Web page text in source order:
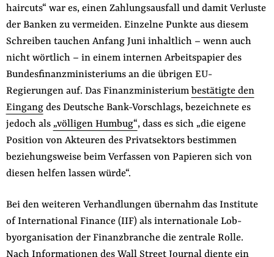
haircuts“ war es, einen Zahlungsausfall und damit Verluste
der Banken zu ver­meiden. Einzelne Punkte aus diesem
Schreiben tauchen Anfang Juni inhaltlich – wenn auch
nicht wörtlich – in einem internen Arbeitspapier des
Bundesfinanzministeriums an die übrigen EU-
Regierungen auf. Das Finanzministerium bestätigte den
Eingangdes Deutsche Bank-Vorschlags, bezeichnete es
jedoch als „völligen Humbug“, dass es sich „die eigene
Position von Akteuren des Privatsektors bestimmen
beziehungsweise beim Verfassen von Papie­ren sich von
diesen helfen lassen würde“.
Bei den weiteren Verhandlungen übernahm das Institute
of International Finance (IIF) als internationale Lob­
byorganisation der Finanzbranche die zentrale Rolle.
Nach Informationen des Wall Street Journaldiente ein